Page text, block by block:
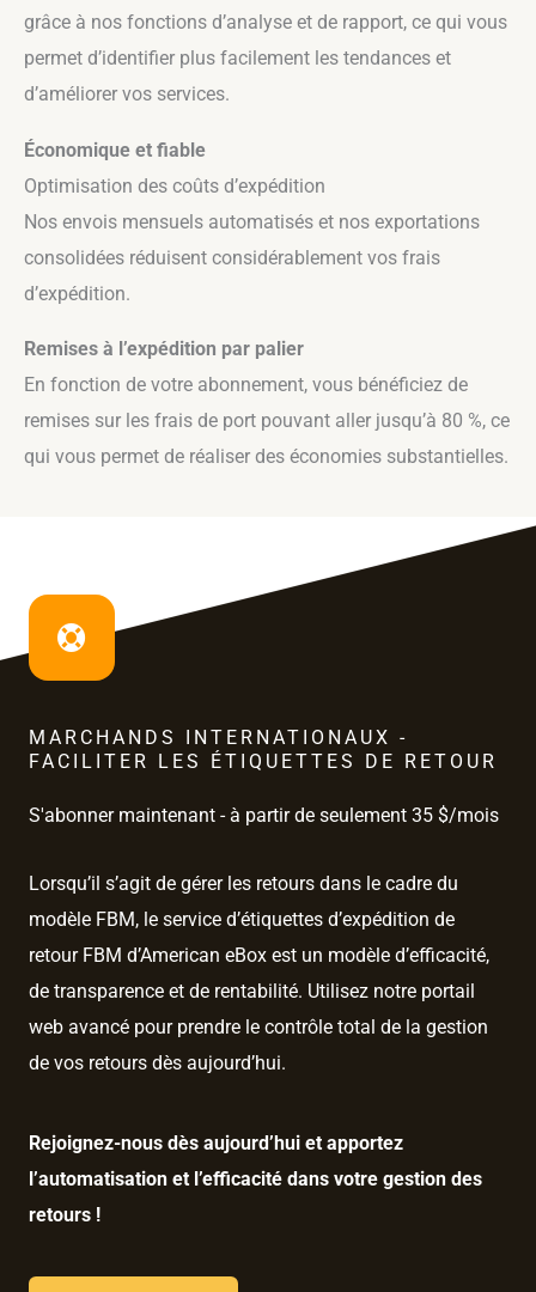
grâce à nos fonctions d’analyse et de rapport, ce qui vous
permet d’identifier plus facilement les tendances et
d’améliorer vos services.
Économique et fiable
Optimisation des coûts d’expédition
Nos envois mensuels automatisés et nos exportations
consolidées réduisent considérablement vos frais
d’expédition.
Remises à l’expédition par palier
En fonction de votre abonnement, vous bénéficiez de
remises sur les frais de port pouvant aller jusqu’à 80 %, ce
qui vous permet de réaliser des économies substantielles.
MARCHANDS INTERNATIONAUX -
FACILITER LES ÉTIQUETTES DE RETOUR
S'abonner maintenant - à partir de seulement 35 $/mois
Lorsqu’il s’agit de gérer les retours dans le cadre du
modèle FBM, le service d’étiquettes d’expédition de
retour FBM d’American eBox est un modèle d’efficacité,
de transparence et de rentabilité. Utilisez notre portail
web avancé pour prendre le contrôle total de la gestion
de vos retours dès aujourd’hui.
Rejoignez-nous dès aujourd’hui et apportez
l’automatisation et l’efficacité dans votre gestion des
retours !